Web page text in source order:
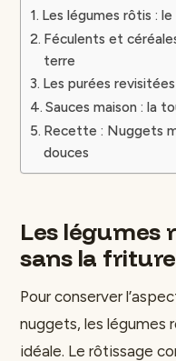
Les légumes rôtis :
Féculents et
terre
Les purées
Sauces maison : la
Recette : Nuggets
douces
Les légumes
sans la friture
Pour conserver
nuggets, les légumes
idéale. Le rôtissage